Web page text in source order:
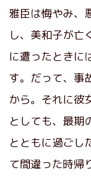
雅臣は悔やみ、
し、美和子が亡
に遭ったときに
す。だって、事
から。それに彼
としても、最期
とともに過ごし
て間違った時帰